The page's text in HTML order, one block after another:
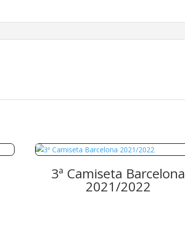
3ª Camiseta Barcelona
2021/2022